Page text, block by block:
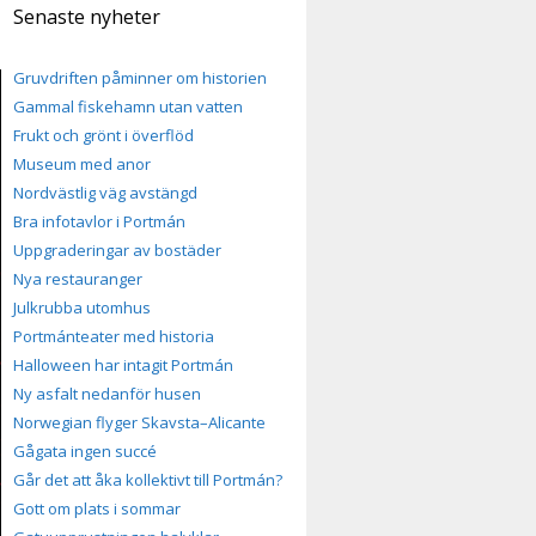
Senaste nyheter
Gruvdriften påminner om historien
Gammal fiskehamn utan vatten
Frukt och grönt i överflöd
Museum med anor
Nordvästlig väg avstängd
Bra infotavlor i Portmán
Uppgraderingar av bostäder
Nya restauranger
Julkrubba utomhus
Portmánteater med historia
Halloween har intagit Portmán
Ny asfalt nedanför husen
Norwegian flyger Skavsta–Alicante
Gågata ingen succé
Går det att åka kollektivt till Portmán?
Gott om plats i sommar